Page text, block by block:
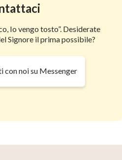
Io vengo tosto”. Desiderate
Signore il prima possibile?
con noi su Messenger